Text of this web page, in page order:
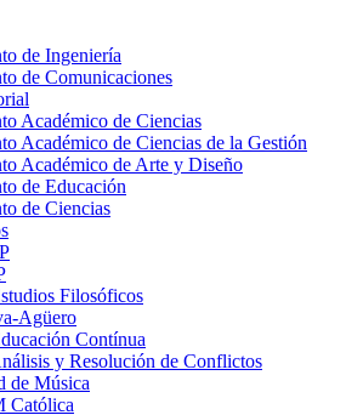
de Ingeniería
de Comunicaciones
Académico de Ciencias
Académico de Ciencias de la Gestión
Académico de Arte y Diseño
de Educación
de Ciencias
Filosóficos
Agüero
Contínua
y Resolución de Conflictos
de Música
Católica